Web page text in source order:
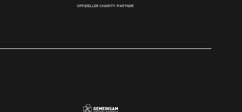
OFFIZIELLER CHARITY-PARTNER